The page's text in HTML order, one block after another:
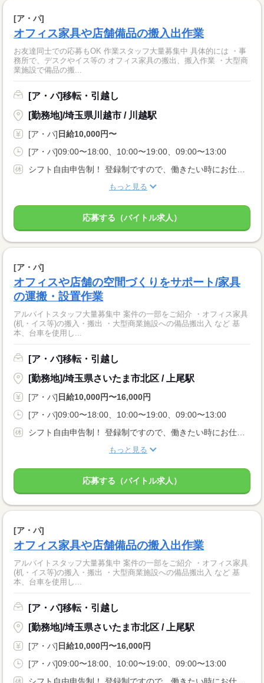
[ア・パ]
オフィス家具や店舗備品の搬入出作業
お友達同士での応募もOK 作業スタッフ大量募集中 具体的には ・事
務所で、デスクやイス等の オフィス家具の搬出、搬入作業 ・大型商
業施設で備品の搬...
[ア・パ]移転・引越し
[勤務地]/埼玉県川越市 / 川越駅
[ア・パ] 日給10,000円〜
[ア・パ]09:00〜18:00、10:00〜19:00、09:00〜13:00
もっと見る
応募する（バイトル求人）
[ア・パ]
オフィスや店舗の空間づくりをサポート/家具
の運搬・設置作業
アルバイトスタッフ大量募集中 案件の一部をご紹介 ・オフィス家具
(机・イス等)の搬入・搬出 ・大型商業施設への備品搬出入 など 基
本、台車を使用し...
[ア・パ]移転・引越し
[勤務地]/埼玉県さいたま市北区 / 上尾駅
[ア・パ] 日給10,000円〜16,000円
[ア・パ]09:00〜18:00、10:00〜19:00、09:00〜13:00
もっと見る
応募する（バイトル求人）
[ア・パ]
オフィス家具や店舗備品の搬入出作業
アルバイトスタッフ大量募集中 案件の一部をご紹介 ・オフィス家具
(机・イス等)の搬入・搬出 ・大型商業施設への備品搬出入 など 基
本、台車を使用し...
[ア・パ]移転・引越し
[勤務地]/埼玉県さいたま市北区 / 上尾駅
[ア・パ] 日給10,000円〜16,000円
[ア・パ]09:00〜18:00、10:00〜19:00、09:00〜13:00